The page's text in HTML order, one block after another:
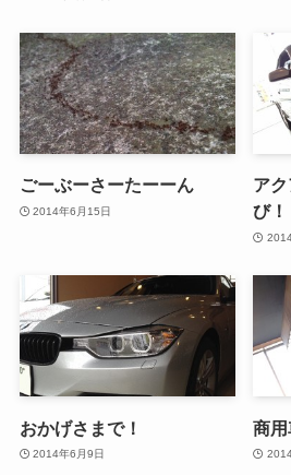
ごーぶーさーたーーん
2014年6月15日
ア
び！
おかげさまで！
2014年6月9日
商用